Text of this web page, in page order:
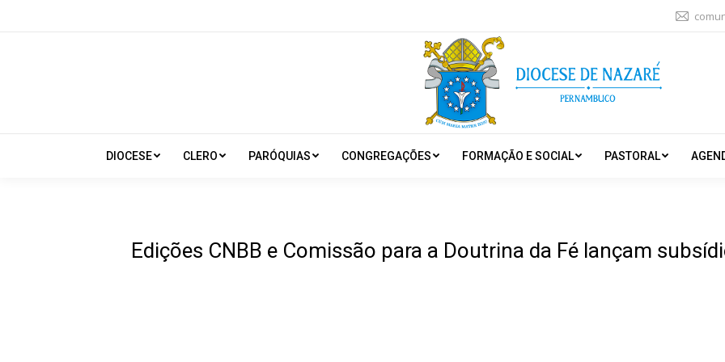
DIOCESE CLERO PARÓQUIAS CONGREGAÇÕES FORMAÇÃO E SOCIAL PASTORAL
Edições CNBB e Comissão para a Doutrina da Fé lançam